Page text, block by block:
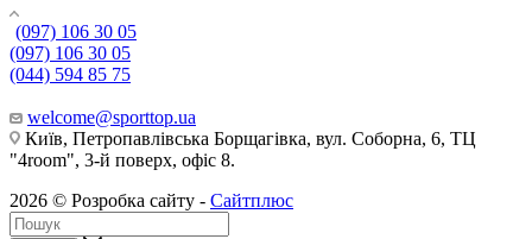
(097) 106 30 05
(097) 106 30 05
(044) 594 85 75
welcome@sporttop.ua
Київ, Петропавлівська Борщагівка, вул. Соборна, 6, ТЦ
"4room", 3-й поверх, офіс 8.
2026 © Розробка сайту - Сайтплюс